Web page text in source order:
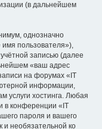
(в дальнейшем
однозначно
пользователя»),
записью (далее
«ваш адрес
на форумах «IT
информации,
услуги хостинга. Любая
в конференции «IT
пароля и вашего
и необязательной ко